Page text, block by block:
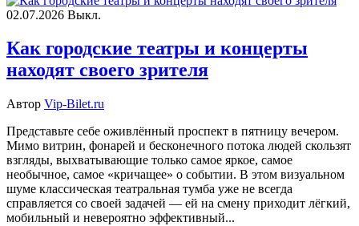
02.07.2026 Выкл.
Как городские театры и концерты
находят своего зрителя
Автор Vip-Bilet.ru
Представьте себе оживлённый проспект в пятницу вечером.
Мимо витрин, фонарей и бесконечного потока людей скользят
взгляды, выхватывающие только самое яркое, самое
необычное, самое «кричащее» о событии. В этом визуальном
шуме классическая театральная тумба уже не всегда
справляется со своей задачей — ей на смену приходит лёгкий,
мобильный и невероятно эффективный...